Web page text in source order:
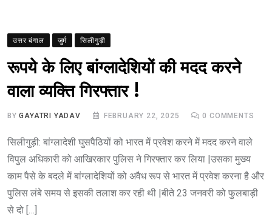
उत्तर बंगाल जुर्म सिलीगुड़ी
रूपये के लिए बांग्लादेशियों की मदद करने
वाला व्यक्ति गिरफ्तार !
BYGAYATRI YADAV FEBRUARY 22, 2025 0 COMMENTS
सिलीगुड़ी: बांग्लादेशी घुसपैठियों को भारत में प्रवेश करने में मदद करने वाले
विपुल अधिकारी को आखिरकार पुलिस ने गिरफ्तार कर लिया |उसका मुख्य
काम पैसे के बदले में बांग्लादेशियों को अवैध रूप से भारत में प्रवेश करना है और
पुलिस लंबे समय से इसकी तलाश कर रही थी |बीते 23 जनवरी को फुलबाड़ी
से दो […]